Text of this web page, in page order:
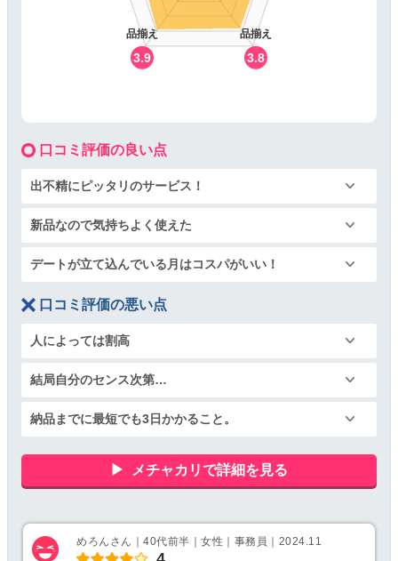
品揃え
3.8
品揃え
3.9
口コミ評価の良い点
出不精にピッタリのサービス！
新品なので気持ちよく使えた
デートが立て込んでいる月はコスパがいい！
口コミ評価の悪い点
人によっては割高
結局自分のセンス次第…
納品までに最短でも3日かかること。
メチャカリで詳細を見る
めろんさん｜40代前半｜女性｜事務員｜2024.11